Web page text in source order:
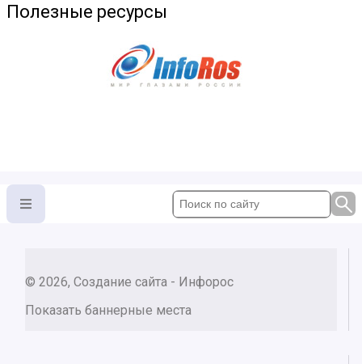
Полезные ресурсы
© 2026, Создание сайта - Инфорос
Показать баннерные места